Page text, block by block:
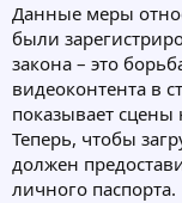
Данные меры
были
закона – это
видеоконтента в
показывает сцены
Теперь, чтобы
должен
личного паспорта.